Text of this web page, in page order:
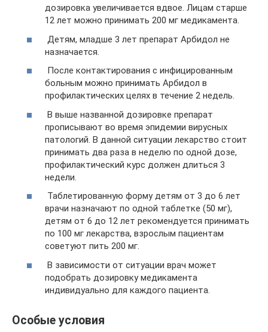
дозировка увеличивается вдвое. Лицам старше
12 лет можно принимать 200 мг медикамента.
Детям, младше 3 лет препарат Арбидол не
назначается.
После контактирования с инфицированным
больным можно принимать Арбидол в
профилактических целях в течение 2 недель.
В выше названной дозировке препарат
прописывают во время эпидемии вирусных
патологий. В данной ситуации лекарство стоит
принимать два раза в неделю по одной дозе,
профилактический курс должен длиться 3
недели.
Таблетированную форму детям от 3 до 6 лет
врачи назначают по одной таблетке (50 мг),
детям от 6 до 12 лет рекомендуется принимать
по 100 мг лекарства, взрослым пациентам
советуют пить 200 мг.
В зависимости от ситуации врач может
подобрать дозировку медикамента
индивидуально для каждого пациента.
Особые условия